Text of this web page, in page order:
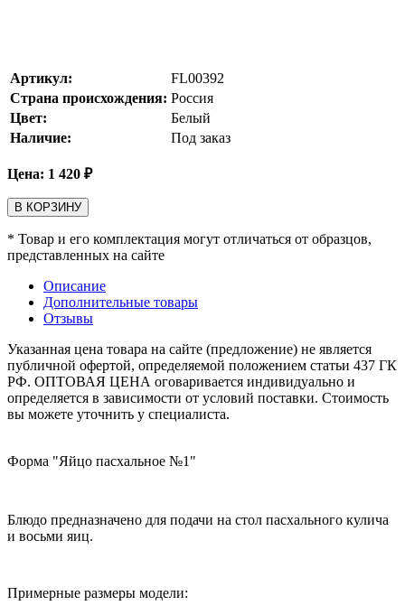
Артикул:
FL00392
Страна происхождения: Россия
Цвет:
Белый
Наличие:
Под заказ
Цена: 1 420 ₽
В КОРЗИНУ
* Товар и его комплектация могут отличаться от образцов,
представленных на сайте
Описание
Дополнительные товары
Отзывы
Указанная цена товара на сайте (предложение) не является
публичной офертой, определяемой положением статьи 437 ГК
РФ. ОПТОВАЯ ЦЕНА оговаривается индивидуально и
определяется в зависимости от условий поставки. Стоимость
вы можете уточнить у специалиста.
Форма "Яйцо пасхальное №1"
Блюдо предназначено для подачи на стол пасхального кулича
и восьми яиц.
Примерные размеры модели: